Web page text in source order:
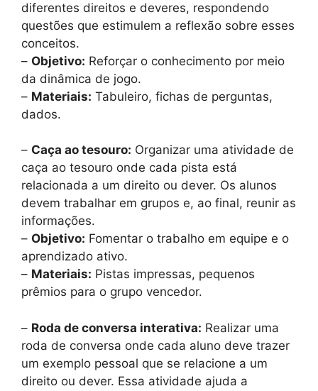
diferentes direitos e deveres, respondendo
questões que estimulem a reflexão sobre esses
conceitos.
– Objetivo: Reforçar o conhecimento por meio
da dinâmica de jogo.
– Materiais: Tabuleiro, fichas de perguntas,
dados.
– Caça ao tesouro: Organizar uma atividade de
caça ao tesouro onde cada pista está
relacionada a um direito ou dever. Os alunos
devem trabalhar em grupos e, ao final, reunir as
informações.
– Objetivo: Fomentar o trabalho em equipe e o
aprendizado ativo.
– Materiais: Pistas impressas, pequenos
prêmios para o grupo vencedor.
– Roda de conversa interativa: Realizar uma
roda de conversa onde cada aluno deve trazer
um exemplo pessoal que se relacione a um
direito ou dever. Essa atividade ajuda a